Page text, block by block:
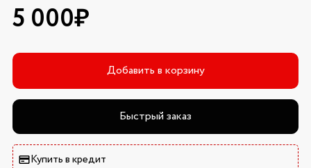
5 000₽
Добавить в корзину
Быстрый заказ
Купить в кредит